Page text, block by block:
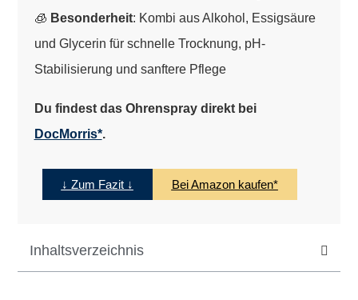
🧊 Besonderheit: Kombi aus Alkohol, Essigsäure
und Glycerin für schnelle Trocknung, pH-
Stabilisierung und sanftere Pflege
Du findest das Ohrenspray direkt bei
DocMorris*.
↓ Zum Fazit ↓ Bei Amazon kaufen*
Inhaltsverzeichnis